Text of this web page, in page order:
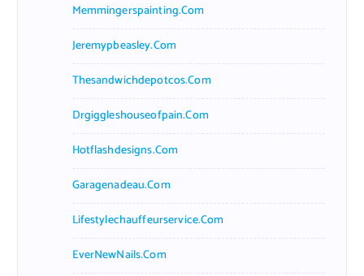
Memmingerspainting.com
Jeremypbeasley.com
Thesandwichdepotcos.com
Drgiggleshouseofpain.com
Hotflashdesigns.com
Garagenadeau.com
Lifestylechauffeurservice.com
EverNewNails.com